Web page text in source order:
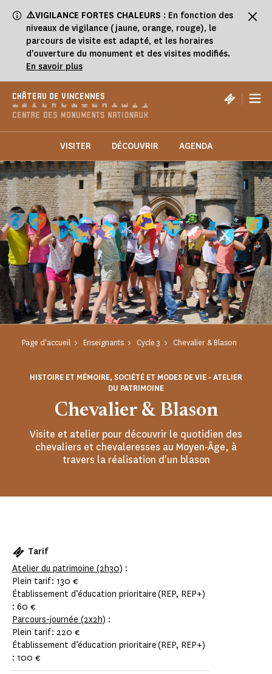
⚠️VIGILANCE FORTES CHALEURS : En fonction des
niveaux de vigilance (jaune, orange, rouge), le
parcours de visite est adapté, et les horaires
d'ouverture du monument et des visites modifiés.
En savoir plus
CHÂTEAU DE VINCENNES |
VISITER DÉCOUVRIR AGENDA
Page d'accueil Enseignants Cycle 3 Chevalier & Blason
Chevalier & Blason
HISTOIRE ET MÉMOIRE, SOCIÉTÉ ET MODES DE VIE - ATELIER
DU PATRIMOINE
Visite et atelier pour découvrir le quotidien des
chevaliers et chevaleresses au Moyen-Âge, à
travers la réalisation d'un blason
Tarif
Atelier du patrimoine (2h30) :
Plein tarif : 130 €
Établissement d’éducation prioritaire (REP, REP+)
: 60 €
Parcours-journée (2x2h) :
Plein tarif : 220 €
Établissement d’éducation prioritaire (REP, REP+)
: 100 €